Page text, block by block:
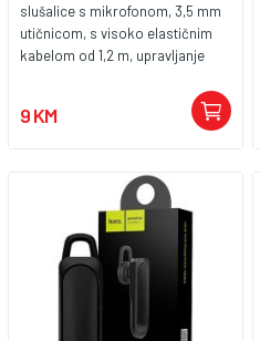
slušalice s mikrofonom, 3,5 mm
utičnicom, s visoko elastičnim
kabelom od 1,2 m, upravljanje
mm. 2. Osjetljivost 95dB ±3dB. 3.
Audio utikač za slušalice Ø3,5
emajlirana žica. 5. Kontroler za
slušalice s mikrofonom. 6. Žičana
kontrola - funkcionalna jedna
tipka. 7. Dužina kabela slušalica
1,2 met. Težina 9g.
9 KM